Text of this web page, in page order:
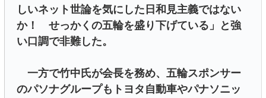
しいネット世論を気にした日和見主義ではない
か！ せっかくの五輪を盛り下げている」と強
い口調で非難した。
一方で竹中氏が会長を務め、五輪スポンサー
のパソナグループもトヨタ自動車やパナソニッ